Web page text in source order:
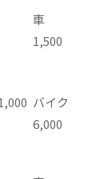
車
1,500
バイク
6,000